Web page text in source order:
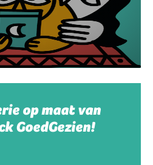
op maat van
GoedGezien!